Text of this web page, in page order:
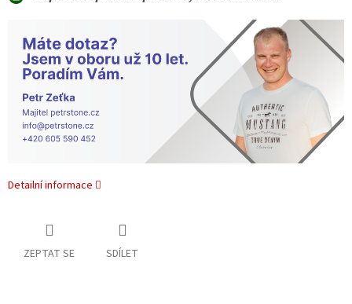
Detailní informace
ZEPTAT SE SDÍLET